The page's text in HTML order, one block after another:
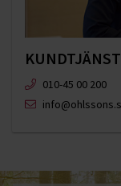
KUNDTJÄNST
010-45 00 200​